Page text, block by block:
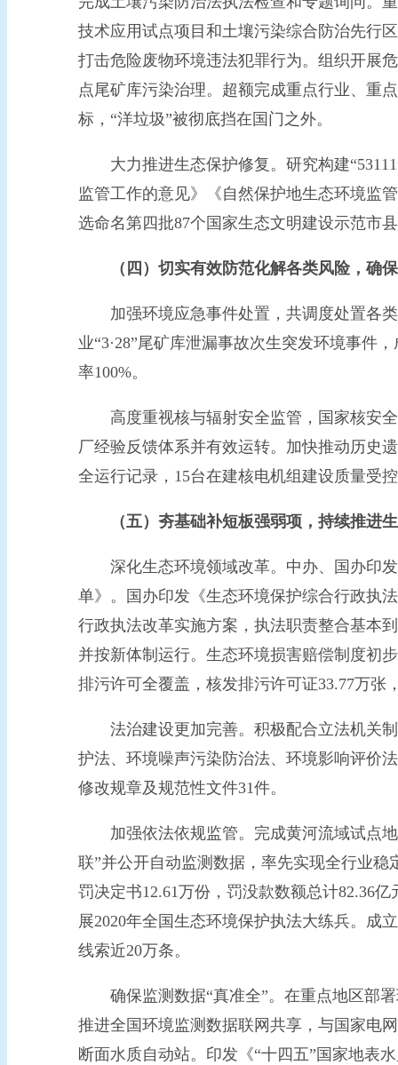
技术应用试点项目和土壤污染综合防治先行
打击危险废物环境违法犯罪行为。组织开展
点尾矿库污染治理。超额完成重点行业、重
标，“洋垃圾”被彻底挡在国门之外。
大力推进生态保护修复。研究构建
监管工作的意见》《自然保护地生态环境监
选命名第四批87个国家生态文明建设示范市
（四）切实有效防范化解各类风险，确
加强环境应急事件处置，共调度处置各类
业“3·28”尾矿库泄漏事故次生突发环境事件
率100%。
高度重视核与辐射安全监管，国家核安全
厂经验反馈体系并有效运转。加快推动历史
全运行记录，15台在建核电机组建设质量受
（五）夯基础补短板强弱项，持续推进
深化生态环境领域改革。中办、国办印发
单》。国办印发《生态环境保护综合行政执
行政执法改革实施方案，执法职责整合基本
并按新体制运行。生态环境损害赔偿制度初
排污许可全覆盖，核发排污许可证33.77万张
法治建设更加完善。积极配合立法机关制
护法、环境噪声污染防治法、环境影响评价
修改规章及规范性文件31件。
加强依法依规监管。完成黄河流域试点地
联”并公开自动监测数据，率先实现全行业
罚决定书12.61万份，罚没款数额总计82.36
展2020年全国生态环境保护执法大练兵。成
线索近20万条。
确保监测数据“真准全”。在重点地区部署
推进全国环境监测数据联网共享，与国家电
断面水质自动站。印发《“十四五”国家地表